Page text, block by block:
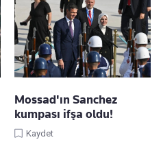
Mossad'ın Sanchez
kumpası ifşa oldu!
Kaydet